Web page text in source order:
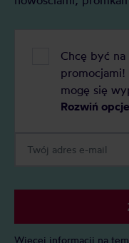
Chcę być
mogę się
Rozwiń opcje
Więcej informacji na